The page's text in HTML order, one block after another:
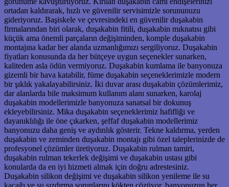
ortadan kaldırarak, hızlı ve güvenilir servisimizle sorununuzu
gideriyoruz. Başiskele ve çevresindeki en güvenilir duşakabin
firmalarından biri olarak, duşakabin fitili, duşakabin mıknatısı gibi
küçük ama önemli parçaların değişiminden, komple duşakabin
montajına kadar her alanda uzmanlığımızı sergiliyoruz. Duşakabin
fiyatları konusunda da her bütçeye uygun seçenekler sunarken,
kaliteden asla ödün vermiyoruz. Duşakabin kumlama ile banyonuza
gizemli bir hava katabilir, füme duşakabin seçeneklerimizle modern
bir şıklık yakalayabilirsiniz. İki duvar arası duşakabin çözümlerimiz,
dar alanlarda bile maksimum kullanım alanı sunarken, karolaj
duşakabin modellerimizle banyonuza sanatsal bir dokunuş
ekleyebilirsiniz. Mika duşakabin seçeneklerimiz hafifliği ve
dayanıklılığı ile öne çıkarken, şeffaf duşakabin modellerimiz
banyonuzu daha geniş ve aydınlık gösterir. Tekne kaldırma, yerden
duşakabin ve zeminden duşakabin montajı gibi özel taleplerinizde de
profesyonel çözümler üretiyoruz. Duşakabin rulman tamiri,
duşakabin rulman tekerlek değişimi ve duşakabin ustası gibi
konularda da en iyi hizmeti almak için doğru adrestesiniz.
Duşakabin silikon değişimi ve duşakabin silikon yenileme ile su
kaçağı ve su sızdırma sorunlarını kökten çözüyor, banyonuzun her